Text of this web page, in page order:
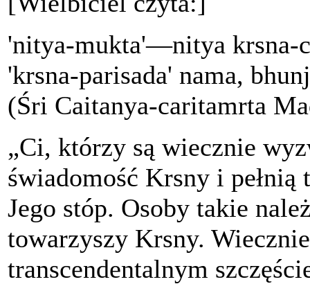
'nitya-mukta'—nitya krsna-
'krsna-parisada' nama,
(Śri Caitanya-caritamrta
„Ci, którzy są wiecznie
świadomość Krsny i pełnią
Jego stóp. Osoby takie
towarzyszy Krsny.
transcendentalnym